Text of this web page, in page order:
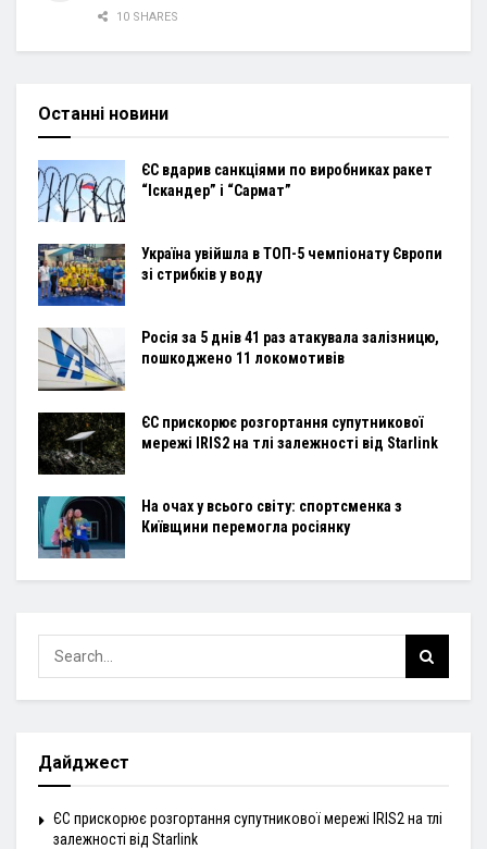
10 SHARES
Останні новини
ЄС вдарив санкціями по виробниках ракет
“Іскандер” і “Сармат”
Україна увійшла в ТОП-5 чемпіонату Європи
зі стрибків у воду
Росія за 5 днів 41 раз атакувала залізницю,
пошкоджено 11 локомотивів
ЄС прискорює розгортання супутникової
мережі IRIS2 на тлі залежності від Starlink
На очах у всього світу: спортсменка з
Київщини перемогла росіянку
Дайджест
ЄС прискорює розгортання супутникової мережі IRIS2 на тлі
залежності від Starlink